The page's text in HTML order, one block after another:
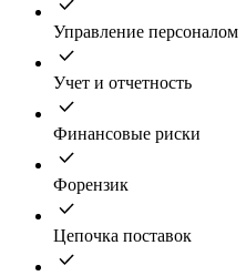
Управление персоналом
Учет и отчетность
Финансовые риски
Форензик
Цепочка поставок